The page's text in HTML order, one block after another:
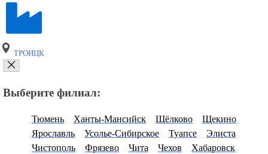
ТРОИЦК
Выберите филиал:
Тюмень Ханты-Мансийск Щёлково
Щекино
Ярославль
Усолье-Сибирское Туапсе
Элиста
Чистополь
Фрязево Чита Чехов
Хабаровск